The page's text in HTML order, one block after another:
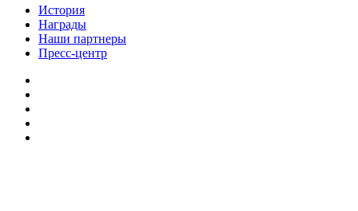
История
Награды
Наши партнеры
Пресс-центр